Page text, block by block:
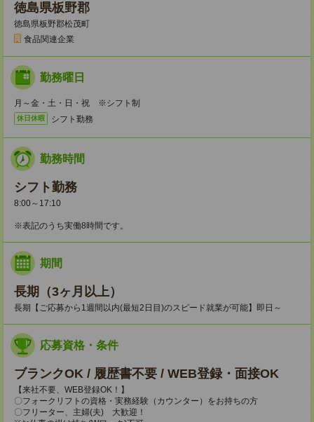
徳島県板野郡
徳島県板野郡松茂町
食品関連企業
勤務曜日
月～金・土・日・祝 ※シフト制
休日休暇 シフト勤務
勤務時間
シフト勤務
8:00～17:10
※表記のうち実働8時間です。
期間
長期（3ヶ月以上）
長期【ご応募から1週間以内(最短2日目)のスピード就業が可能】即日～
応募資格・条件
ブランクOK / 履歴書不要 / WEB登録・面接OK
【来社不要、WEB登録OK！】
〇フォークリフトの資格・実務経験（カウンター）をお持ちの方
〇フリーター、主婦(夫) 大歓迎！